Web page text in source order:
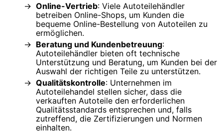
Online-Vertrieb: Viele Autoteilehändler
betreiben Online-Shops, um Kunden die
bequeme Online-Bestellung von Autoteilen zu
ermöglichen.
Beratung und Kundenbetreuung:
Autoteilehändler bieten oft technische
Unterstützung und Beratung, um Kunden bei der
Auswahl der richtigen Teile zu unterstützen.
Qualitätskontrolle: Unternehmen im
Autoteilehandel stellen sicher, dass die
verkauften Autoteile den erforderlichen
Qualitätsstandards entsprechen und, falls
zutreffend, die Zertifizierungen und Normen
einhalten.